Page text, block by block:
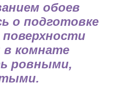
обоев
о подготовке
комнате
ровными,